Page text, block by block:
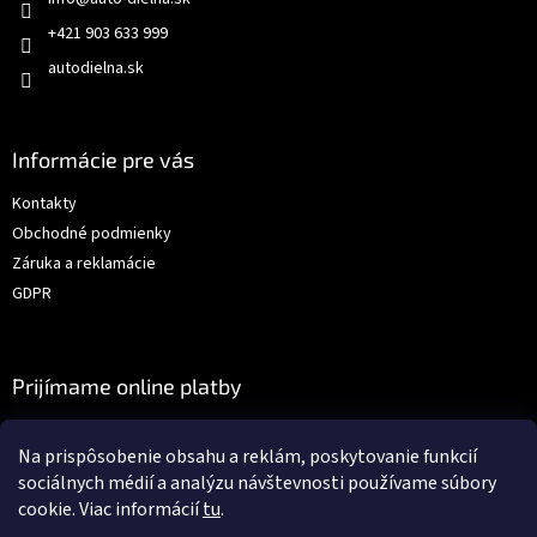
Na prispôsobenie obsahu a reklám, poskytovanie funkcií
sociálnych médií a analýzu návštevnosti používame súbory
cookie. Viac informáciítu.
+421 903 633 999
autodielna.sk
Informácie pre vás
Kontakty
Obchodné podmienky
Záruka a reklamácie
GDPR
Prijímame online platby